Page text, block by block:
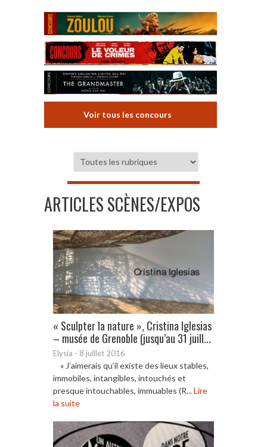
Voir tous les concours
ARTICLES SCÈNES/EXPOS
« Sculpter la nature », Cristina Iglesias
– musée de Grenoble (jusqu’au 31 juill...
Elysia - 8 juillet 2016
« J’aimerais qu’il existe des lieux stables,
immobiles, intangibles, intouchés et
presque intouchables, immuables (R...Lire
la suite